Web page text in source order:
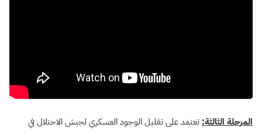
المرحلة الثالثة: تعتمد على تقليل الوجود العسكري لجيش الاحتلال في